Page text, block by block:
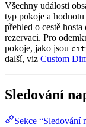
Všechny události
typ pokoje a
přehled o cestě
rezervaci. Pro
pokoje, jako jsou
další, viz Custom
Sledování
Sekce “Sledování